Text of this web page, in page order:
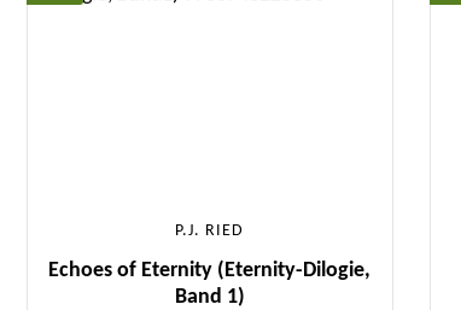
P.J. RIED
Echoes of Eternity (Eternity-Dilogie,
Band 1)